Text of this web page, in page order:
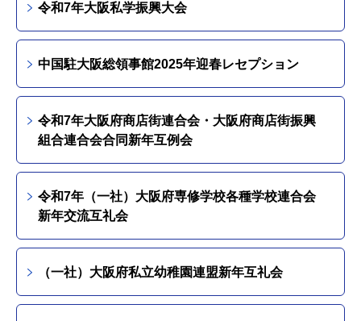
令和7年大阪私学振興大会
中国駐大阪総領事館2025年迎春レセプション
令和7年大阪府商店街連合会・大阪府商店街振興
組合連合会合同新年互例会
令和7年（一社）大阪府専修学校各種学校連合会
新年交流互礼会
（一社）大阪府私立幼稚園連盟新年互礼会